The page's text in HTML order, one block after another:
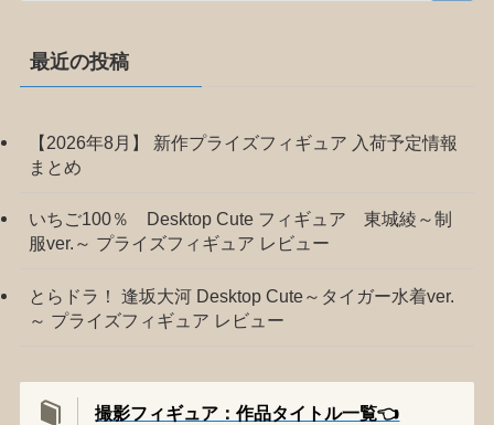
最近の投稿
【2026年8月】 新作プライズフィギュア 入荷予定情報
まとめ
いちご100％ Desktop Cute フィギュア 東城綾～制
服ver.～ プライズフィギュア レビュー
とらドラ！ 逢坂大河 Desktop Cute～タイガー水着ver.
～ プライズフィギュア レビュー
撮影フィギュア：作品タイトル一覧👈️